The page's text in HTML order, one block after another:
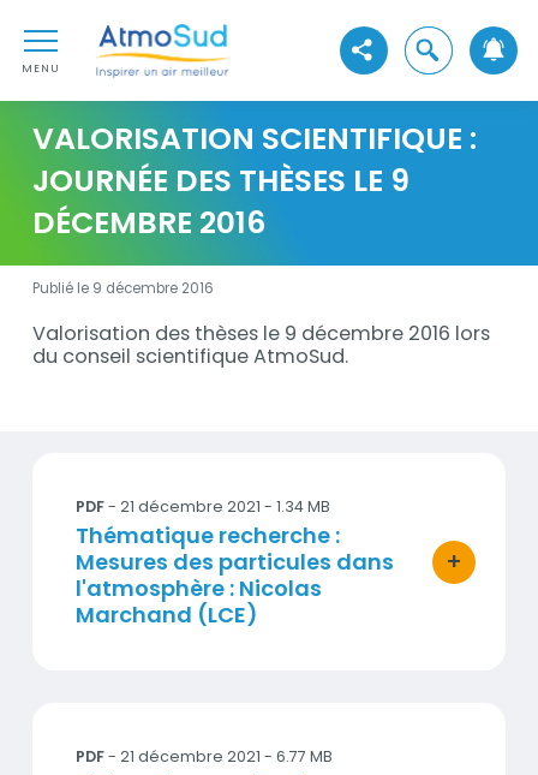
Aller au premier menu de navigation
Aller à la recherche
MENU
AtmoSud
Voir les réseaux sociaux
Ouvrir la
VALORISATION SCIENTIFIQUE :
JOURNÉE DES THÈSES LE 9
DÉCEMBRE 2016
Publié le 9 décembre 2016
Description
Valorisation des thèses le 9 décembre 2016 lors
du conseil scientifique AtmoSud.
PDF- 21 décembre 2021 - 1.34 MB
Titre
Thématique recherche :
Mesures des particules dans
l'atmosphère : Nicolas
Marchand (LCE)
+
bouton
PDF- 21 décembre 2021 - 6.77 MB